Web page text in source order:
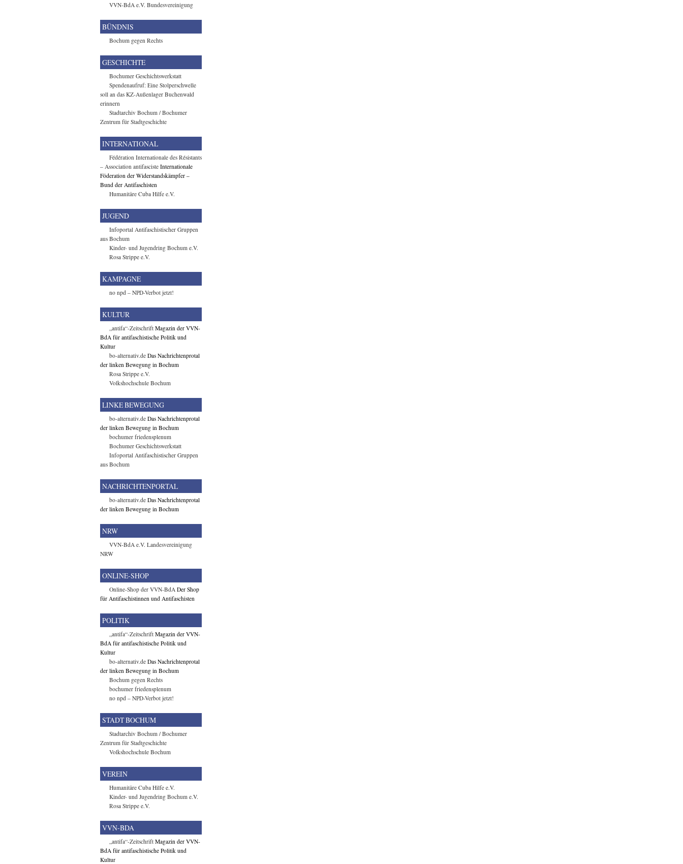
VVN-BdA e.V. Bundesvereinigung
BÜNDNIS
Bochum gegen Rechts
GESCHICHTE
Bochumer Geschichtswerkstatt
Spendenaufruf: Eine Stolperschwelle
soll an das KZ-Außenlager Buchenwald
erinnern
Stadtarchiv Bochum / Bochumer
Zentrum für Stadtgeschichte
INTERNATIONAL
Fédération Internationale des Résistants
– Association antifasciste Internationale
Föderation der Widerstandskämpfer –
Bund der Antifaschisten
Humanitäre Cuba Hilfe e.V.
JUGEND
Infoportal Antifaschistischer Gruppen
aus Bochum
Kinder- und Jugendring Bochum e.V.
Rosa Strippe e.V.
KAMPAGNE
no npd – NPD-Verbot jetzt!
KULTUR
„antifa“-Zeitschrift Magazin der VVN-
BdA für antifaschistische Politik und
Kultur
bo-alternativ.de Das Nachrichtenprotal
der linken Bewegung in Bochum
Rosa Strippe e.V.
Volkshochschule Bochum
LINKE BEWEGUNG
bo-alternativ.de Das Nachrichtenprotal
der linken Bewegung in Bochum
bochumer friedensplenum
Bochumer Geschichtswerkstatt
Infoportal Antifaschistischer Gruppen
aus Bochum
NACHRICHTENPORTAL
bo-alternativ.de Das Nachrichtenprotal
der linken Bewegung in Bochum
NRW
VVN-BdA e.V. Landesvereinigung
NRW
ONLINE-SHOP
Online-Shop der VVN-BdA Der Shop
für Antifaschistinnen und Antifaschisten
POLITIK
„antifa“-Zeitschrift Magazin der VVN-
BdA für antifaschistische Politik und
Kultur
bo-alternativ.de Das Nachrichtenprotal
der linken Bewegung in Bochum
Bochum gegen Rechts
bochumer friedensplenum
no npd – NPD-Verbot jetzt!
STADT BOCHUM
Stadtarchiv Bochum / Bochumer
Zentrum für Stadtgeschichte
Volkshochschule Bochum
VEREIN
Humanitäre Cuba Hilfe e.V.
Kinder- und Jugendring Bochum e.V.
Rosa Strippe e.V.
VVN-BDA
„antifa“-Zeitschrift Magazin der VVN-
BdA für antifaschistische Politik und
Kultur